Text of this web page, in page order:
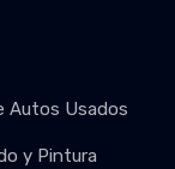
Autos Usados
y Pintura